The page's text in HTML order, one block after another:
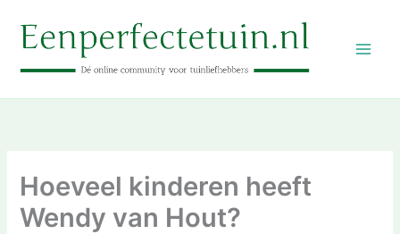
naar
inhoud
Hoeveel kinderen heeft
Wendy van Hout?